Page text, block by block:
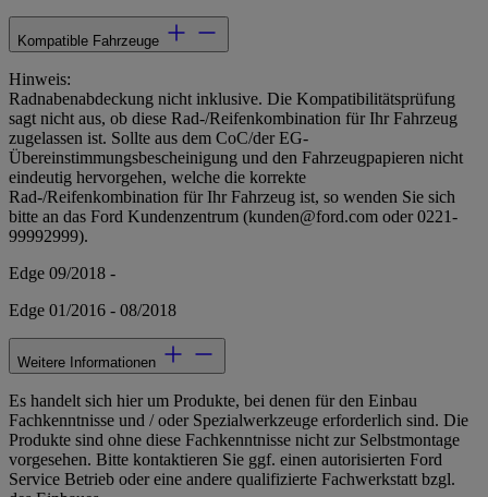
Kompatible Fahrzeuge
Hinweis:
Radnabenabdeckung nicht inklusive. Die Kompatibilitätsprüfung
sagt nicht aus, ob diese Rad-/Reifenkombination für Ihr Fahrzeug
zugelassen ist. Sollte aus dem CoC/der EG-
Übereinstimmungsbescheinigung und den Fahrzeugpapieren nicht
eindeutig hervorgehen, welche die korrekte
Rad-/Reifenkombination für Ihr Fahrzeug ist, so wenden Sie sich
bitte an das Ford Kundenzentrum (kunden@ford.com oder 0221-
99992999).
Edge 09/2018 -
Edge 01/2016 - 08/2018
Weitere Informationen
Es handelt sich hier um Produkte, bei denen für den Einbau
Fachkenntnisse und / oder Spezialwerkzeuge erforderlich sind. Die
Produkte sind ohne diese Fachkenntnisse nicht zur Selbstmontage
vorgesehen. Bitte kontaktieren Sie ggf. einen autorisierten Ford
Service Betrieb oder eine andere qualifizierte Fachwerkstatt bzgl.